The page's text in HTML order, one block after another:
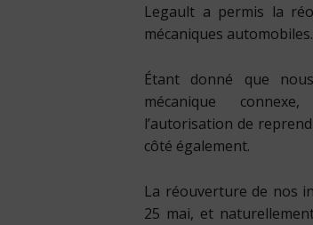
Legault a permis la
mécaniques automobiles.
Étant donné que
mécanique
l’autorisation de
côté également.
La réouverture de nos
25 mai, et